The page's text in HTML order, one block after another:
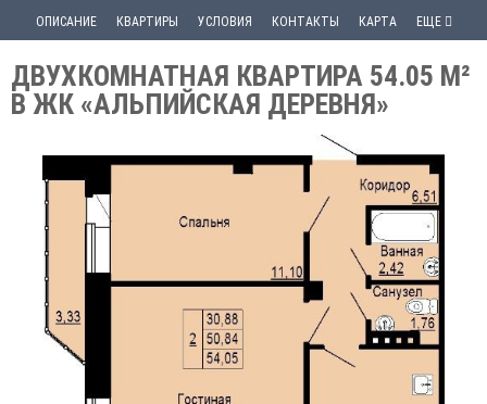
ОПИСАНИЕ КВАРТИРЫ УСЛОВИЯ КОНТАКТЫ КАРТА ЕЩЕ
ДВУХКОМНАТНАЯ КВАРТИРА 54.05 М²
В ЖК «АЛЬПИЙСКАЯ ДЕРЕВНЯ»